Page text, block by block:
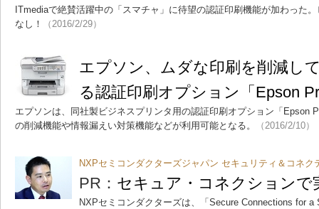
ITmediaで絶賛活躍中の「スマチャ」に待望の認証印刷機能が加わった
なし！
（2016/2/29）
エプソン、ムダな印刷を削減し
る認証印刷オプション「Epson
エプソンは、同社製ビジネスプリンタ用の認証印刷オプション「Epson
の削減機能や情報漏えい対策機能などが利用可能となる。
（2016/2/10）
NXPセミコンダクターズジャパン セキュリティ＆コネ
PR： セキュア・コネクションで
NXPセミコンダクターズは、「Secure Connections for